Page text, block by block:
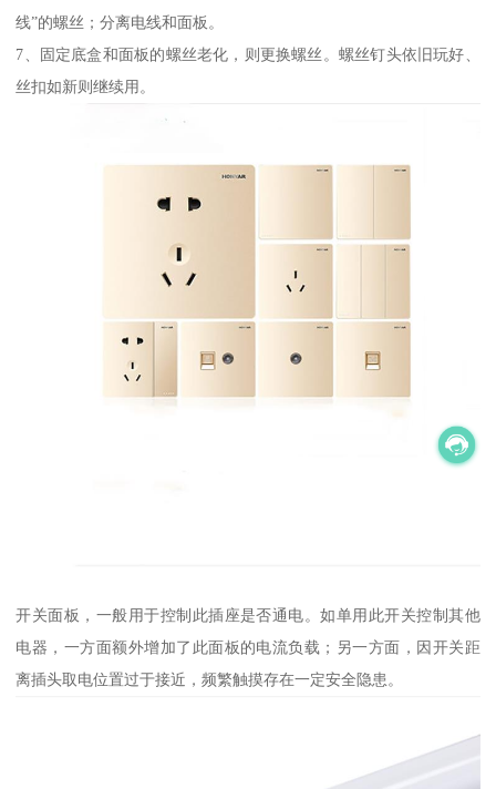
线”的螺丝；分离电线和面板。
7、固定底盒和面板的螺丝老化，则更换螺丝。螺丝钉头依旧玩好、
丝扣如新则继续用。
开关面板，一般用于控制此插座是否通电。如单用此开关控制其他
电器，一方面额外增加了此面板的电流负载；另一方面，因开关距
离插头取电位置过于接近，频繁触摸存在一定安全隐患。